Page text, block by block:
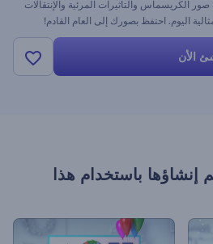
الكريسماس والتأثيرات المرئية والإنتقالات
اليوم. احتفظ بصورك إلى العام القادم!
الأن
إنشاؤها باستخدام هذا